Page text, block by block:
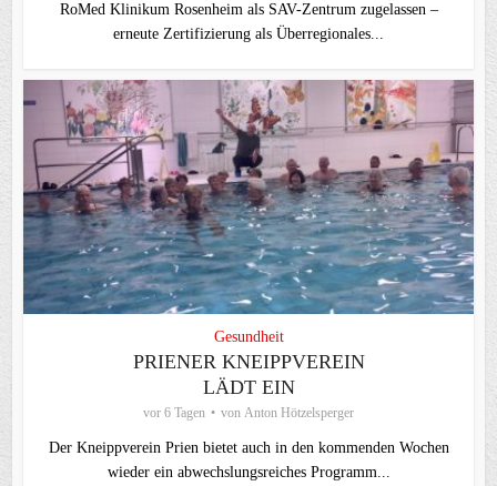
RoMed Klinikum Rosenheim als SAV-Zentrum zugelassen –
erneute Zertifizierung als Überregionales...
Gesundheit
PRIENER KNEIPPVEREIN
LÄDT EIN
vor 6 Tagen von Anton Hötzelsperger
Der Kneippverein Prien bietet auch in den kommenden Wochen
wieder ein abwechslungsreiches Programm...